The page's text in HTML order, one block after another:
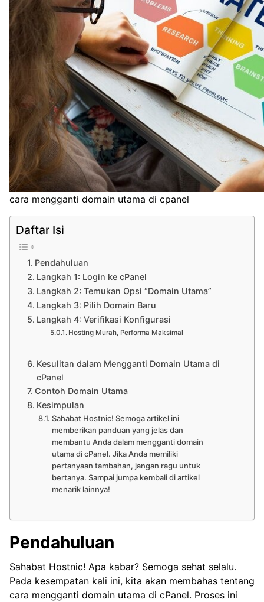
cara mengganti domain utama di cpanel
Daftar Isi
Pendahuluan
Langkah 1: Login ke cPanel
Langkah 2: Temukan Opsi “Domain Utama”
Langkah 3: Pilih Domain Baru
Langkah 4: Verifikasi Konfigurasi
Hosting Murah, Performa Maksimal
Kesulitan dalam Mengganti Domain Utama di
cPanel
Contoh Domain Utama
Kesimpulan
Sahabat Hostnic! Semoga artikel ini
memberikan panduan yang jelas dan
membantu Anda dalam mengganti domain
utama di cPanel. Jika Anda memiliki
pertanyaan tambahan, jangan ragu untuk
bertanya. Sampai jumpa kembali di artikel
menarik lainnya!
Pendahuluan
Sahabat Hostnic! Apa kabar? Semoga sehat selalu.
Pada kesempatan kali ini, kita akan membahas tentang
cara mengganti domain utama di cPanel. Proses ini